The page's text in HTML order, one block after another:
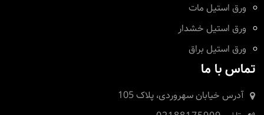
ورق استیل مات
ورق استیل خشدار
ورق استیل براق
تماس با ما
آدرس خیابان سهروردی، پلاک 105